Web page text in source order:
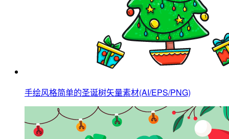
手绘风格简单的圣诞树矢量素材(AI/EPS/PNG)